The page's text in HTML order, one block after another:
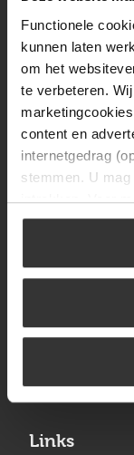
Functionele
kunnen laten
om het
te verbeteren.
content en
internetgedrag
stemmen. U
intrekken. Voor
uw keuze op
Woensdag
Donderdag
Vrijdag
Zaterdag
Zondag
Navigatie
Brandstoffen
Verwarming
Links